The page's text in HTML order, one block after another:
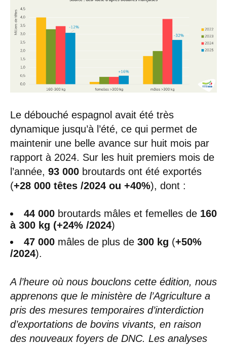
Le débouché espagnol avait été très
dynamique jusqu’à l’été, ce qui permet de
maintenir une belle avance sur huit mois par
rapport à 2024. Sur les huit premiers mois de
l’année, 93 000 broutards ont été exportés
(+28 000 têtes /2024 ou +40%), dont :
44 000 broutards mâles et femelles de 160
à 300 kg (+24% /2024)
47 000 mâles de plus de 300 kg (+50%
/2024).
A l’heure où nous bouclons cette édition, nous
apprenons que le ministère de l’Agriculture a
pris des mesures temporaires d’interdiction
d’exportations de bovins vivants, en raison
des nouveaux foyers de DNC. Les analyses